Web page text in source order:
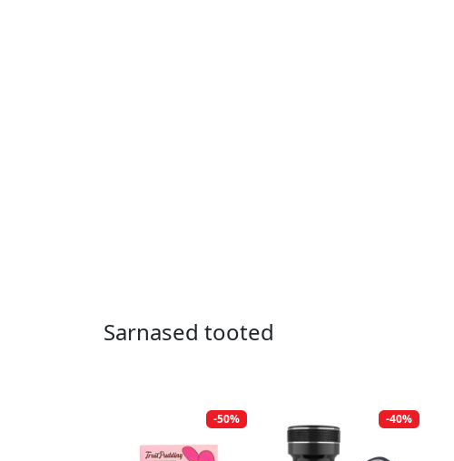
Sarnased tooted
-50% -40%